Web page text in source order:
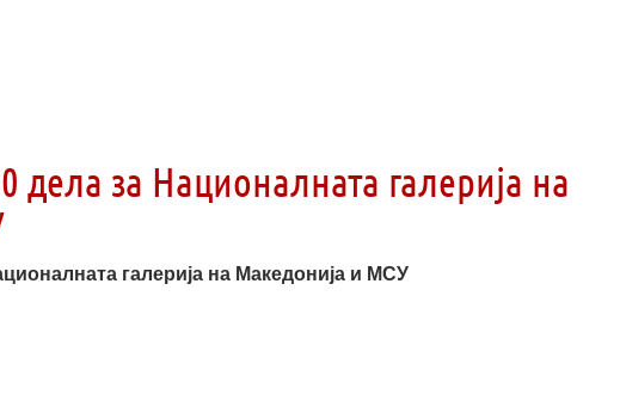
дела за Националната галерија на
галерија на Македонија и МСУ